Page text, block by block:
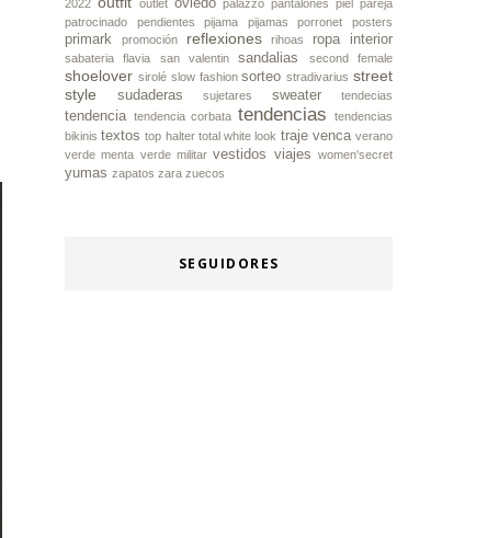
2022
outlet oviedo palazzo pantalones piel pareja
patrocinado
pendientes pijama pijamas porronet posters
primark promoción reflexiones rihoas ropa interior
sabateria flavia san valentin sandalias second female
shoelover sirolé slow fashion sorteo stradivarius street
style
sudaderas sujetares sweater tendecias
tendencia tendencia corbata tendencias
tendencias
bikinis textos top halter total white look traje venca verano
verde menta verde militar vestidos viajes women'secret
yumas zapatos zara zuecos
SEGUIDORES